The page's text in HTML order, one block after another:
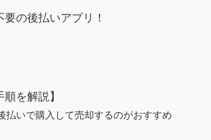
の後払いアプリ！
を解説】
払いで購入して売却するのがおすすめ